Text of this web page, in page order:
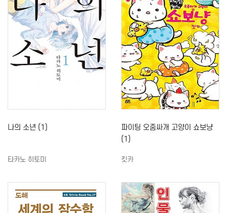
나의 소년 (1)
타카노 히토미
파이팅 오줌싸개 고양이 쇼보냥
(1)
킷카